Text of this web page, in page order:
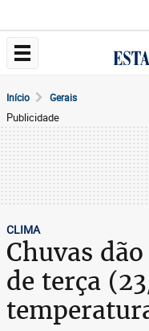
Início Gerais
Publicidade
CLIMA
Chuvas
de terça